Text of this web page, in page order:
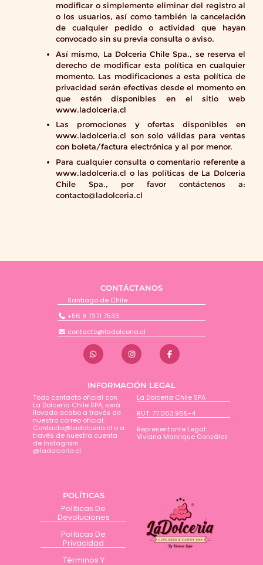
modificar o simplemente eliminar del registro al
o los usuarios, así como también la cancelación
de cualquier pedido o actividad que hayan
convocado sin su previa consulta o aviso.
Así mismo, La Dolceria Chile Spa., se reserva el
derecho de modificar esta política en cualquier
momento. Las modificaciones a esta política de
privacidad serán efectivas desde el momento en
que estén disponibles en el sitio web
www.ladolceria.cl
Las promociones y ofertas disponibles en
www.ladolceria.cl son solo válidas para ventas
con boleta/factura electrónica y al por menor.
Para cualquier consulta o comentario referente a
www.ladolceria.cl o las políticas de La Dolceria
Chile Spa., por favor contáctenos a:
contacto@ladolceria.cl
CONTÁCTANOS
Santiago de Chile.
+56 9 7371 7533
contacto@ladolceria.cl
INFORMACIÓN LEGAL
Todo contacto oficial con
La Dolcería Chile SPA, será
llevado acabo a través de
nuestro correo oficial:
Contacto@ladolceria.cl o a
través de nuestra cuenta
de Instagram
@ladolceria.cl.
La Dolceria Chile SPA
RUT: 77.063.965-4
Representante Legal:
Viviana Manrique González
POLÍTICAS
Políticas De
Devoluciones
Políticas De
Privacidad
Términos Y